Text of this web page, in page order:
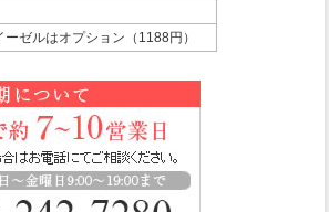
ゼルはオプション（1188円）